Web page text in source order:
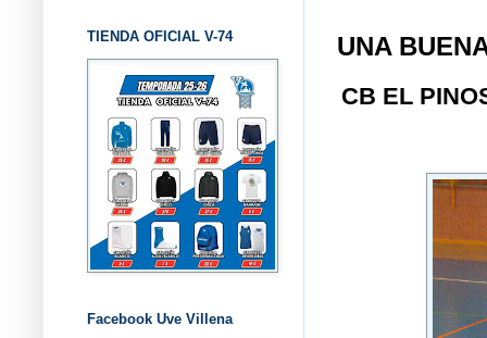
UNA
CB EL
TIENDA OFICIAL V-74
Facebook Uve Villena